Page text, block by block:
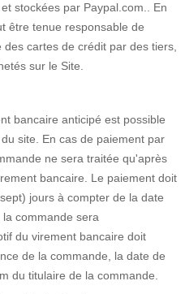
stockées par Paypal.com.. En
être tenue responsable de
cartes de crédit par des tiers,
sur le Site.
bancaire anticipé est possible
site. En cas de paiement par
ne sera traitée qu'après
bancaire. Le paiement doit
jours à compter de la date
commande sera
du virement bancaire doit
de la commande, la date de
du titulaire de la commande.